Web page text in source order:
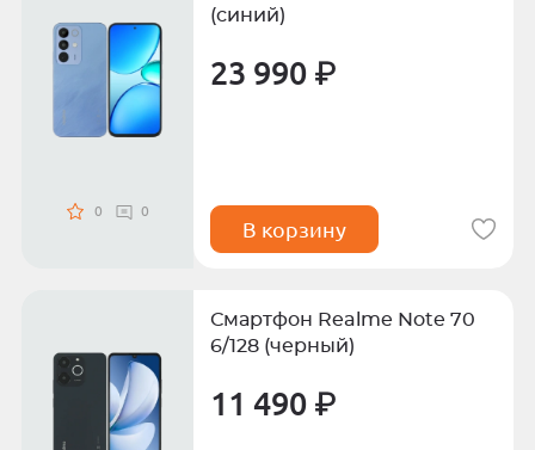
0 0
(синий)
23 990 ₽
В корзину
Смартфон Realme Note 70
6/128 (черный)
11 490 ₽